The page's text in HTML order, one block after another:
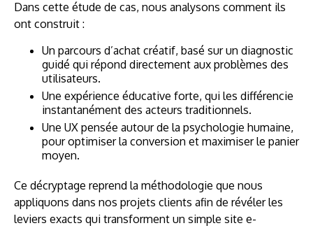
Dans cette étude de cas, nous analysons comment ils
ont construit :
Un parcours d’achat créatif, basé sur un diagnostic
guidé qui répond directement aux problèmes des
utilisateurs.
Une expérience éducative forte, qui les différencie
instantanément des acteurs traditionnels.
Une UX pensée autour de la psychologie humaine,
pour optimiser la conversion et maximiser le panier
moyen.
Ce décryptage reprend la méthodologie que nous
appliquons dans nos projets clients afin de révéler les
leviers exacts qui transforment un simple site e-